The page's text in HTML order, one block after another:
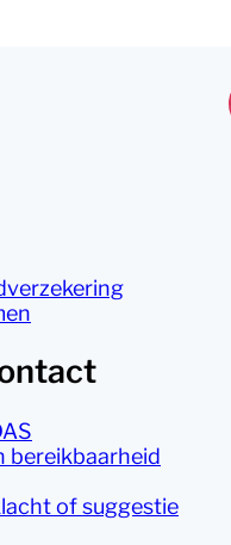
bereikbaarheid
of suggestie